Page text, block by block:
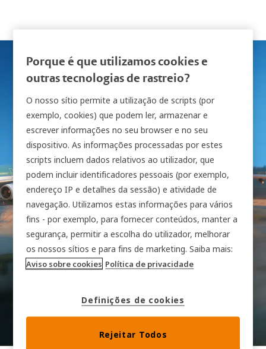
Soluções de
gerenciamento
inteligente para
aeroportos e
transportes
Gerencie melhor as chaves físicas, veículos e
suas operações
Porque é que utilizamos cookies e
outras tecnologias de rastreio?
O nosso sítio permite a utilização de scripts (por
exemplo, cookies) que podem ler, armazenar e
escrever informações no seu browser e no seu
dispositivo. As informações processadas por estes
scripts incluem dados relativos ao utilizador, que
podem incluir identificadores pessoais (por exemplo,
endereço IP e detalhes da sessão) e atividade de
navegação. Utilizamos estas informações para vários
fins - por exemplo, para fornecer conteúdos, manter a
segurança, permitir a escolha do utilizador, melhorar
os nossos sítios e para fins de marketing. Saiba mais:
Aviso sobre cookies Política de privacidade
Definições de cookies
Rejeitar Todos